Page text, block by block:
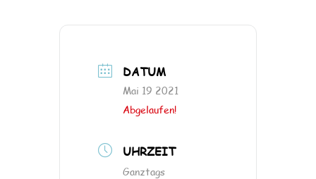
DATUM
Mai 19 2021
Abgelaufen!
UHRZEIT
Ganztags